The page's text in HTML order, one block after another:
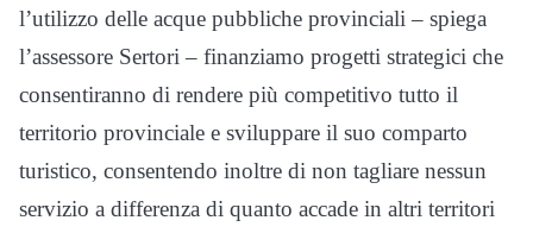
l’utilizzo delle acque pubbliche provinciali – spiega
l’assessore Sertori – finanziamo progetti strategici che
consentiranno di rendere più competitivo tutto il
territorio provinciale e sviluppare il suo comparto
turistico, consentendo inoltre di non tagliare nessun
servizio a differenza di quanto accade in altri territori